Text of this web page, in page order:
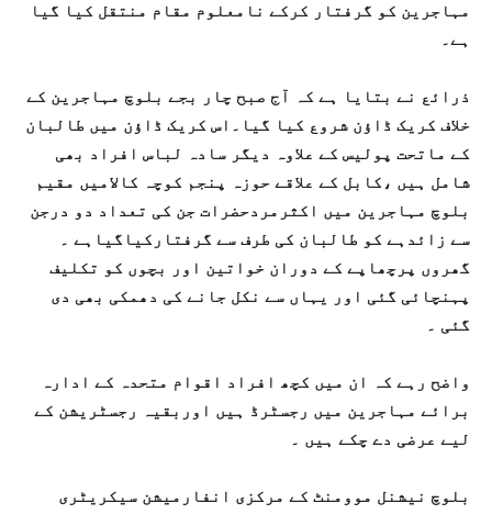
مہاجرین کو گرفتار کرکے نامعلوم مقام منتقل کیا گیا
ہے۔
ذرائع نے بتایا ہے کہ آج صبح چار بجے بلوچ مہاجرین کے
خلاف کریک ڈاؤن شروع کیا گیا۔اس کریک ڈاؤن میں طالبان
کے ماتحت پولیس کے علاوہ دیگر سادہ لباس افراد بھی
شامل ہیں ،کابل کے علاقے حوزہ پنجم کوچہ کالامیں مقیم
بلوچ مہاجرین میں اکثرمردحضرات جن کی تعداد دو درجن
سے زائدہے کو طالبان کی طرف سے گرفتارکیاگیاہے ۔
گھروں پرچھاپے کے دوران خواتین اور بچوں کو تکلیف
پہنچائی گئی اور یہاں سے نکل جانے کی دھمکی بھی دی
گئی ۔
واضح رہے کہ ان میں کچھ افراد اقوام متحدہ کے ادارہ
برائے مہاجرین میں رجسٹرڈ ہیں اوربقیہ رجسٹریشن کے
لیے عرضی دے چکے ہیں ۔
بلوچ نیشنل موومنٹ کے مرکزی انفارمیشن سیکریٹری